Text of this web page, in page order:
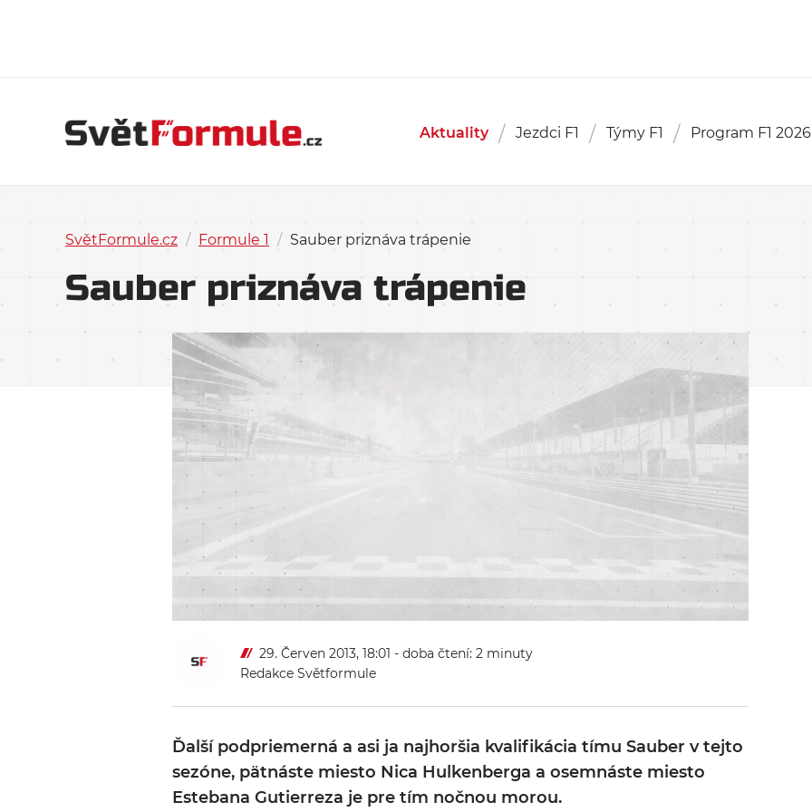
Aktuality Jezdci F1 Týmy F1 Program F1 2026
SvětFormule.cz / Formule 1 / Sauber priznáva trápenie
Sauber priznáva trápenie
29. Červen 2013, 18:01 - doba čtení: 2 minuty
Redakce Světformule
Ďalší podpriemerná a asi ja najhoršia kvalifikácia tímu Sauber v tejto
sezóne, pätnáste miesto Nica Hulkenberga a osemnáste miesto
Estebana Gutierreza je pre tím nočnou morou.